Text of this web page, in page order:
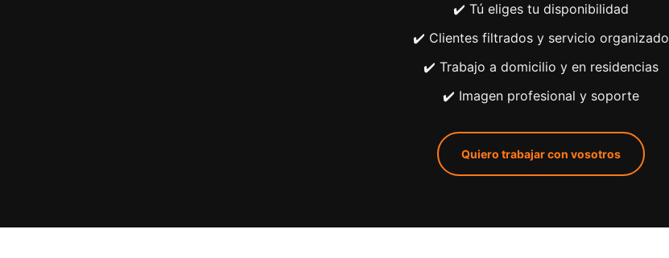
✔️ Tú eliges tu disponibilidad
✔️ Clientes filtrados y servicio organizado
✔️ Trabajo a domicilio y en residencias
✔️ Imagen profesional y soporte
Quiero trabajar con vosotros